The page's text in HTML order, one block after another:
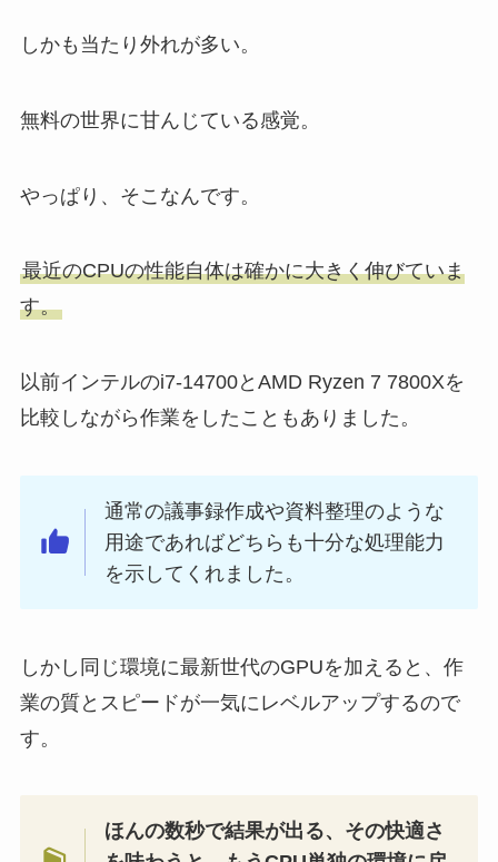
しかも当たり外れが多い。
無料の世界に甘んじている感覚。
やっぱり、そこなんです。
最近のCPUの性能自体は確かに大きく伸びていま
す。
以前インテルのi7-14700とAMD Ryzen 7 7800Xを
比較しながら作業をしたこともありました。
通常の議事録作成や資料整理のような
用途であればどちらも十分な処理能力
を示してくれました。
しかし同じ環境に最新世代のGPUを加えると、作
業の質とスピードが一気にレベルアップするので
す。
ほんの数秒で結果が出る、その快適さ